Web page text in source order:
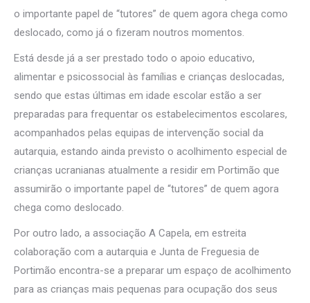
o importante papel de “tutores” de quem agora chega como
deslocado, como já o fizeram noutros momentos.
Está desde já a ser prestado todo o apoio educativo,
alimentar e psicossocial às famílias e crianças deslocadas,
sendo que estas últimas em idade escolar estão a ser
preparadas para frequentar os estabelecimentos escolares,
acompanhados pelas equipas de intervenção social da
autarquia, estando ainda previsto o acolhimento especial de
crianças ucranianas atualmente a residir em Portimão que
assumirão o importante papel de “tutores” de quem agora
chega como deslocado.
Por outro lado, a associação A Capela, em estreita
colaboração com a autarquia e Junta de Freguesia de
Portimão encontra-se a preparar um espaço de acolhimento
para as crianças mais pequenas para ocupação dos seus